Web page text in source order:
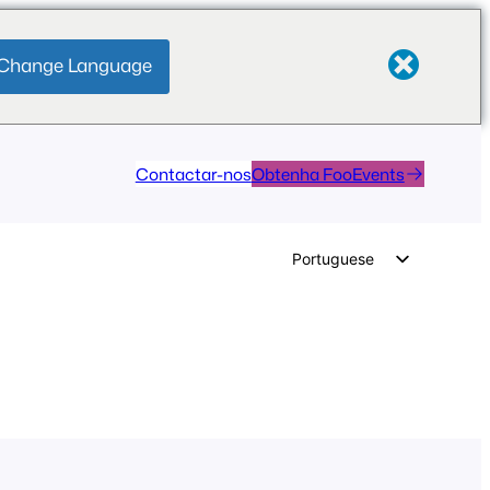
Language
Contactar-nosObtenha FooEvents
Portuguese